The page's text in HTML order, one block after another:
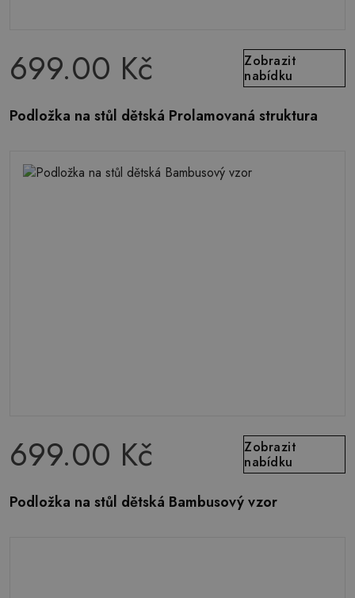
699.00 Kč
Zobrazit
nabídku
Podložka na stůl dětská Prolamovaná struktura
699.00 Kč
Zobrazit
nabídku
Podložka na stůl dětská Bambusový vzor